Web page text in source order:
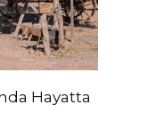
Hayatta